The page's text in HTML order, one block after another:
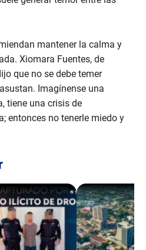
mantener la calma y
Xiomara Fuentes, de
que no se debe temer
Imagínense una
tiene una crisis de
entonces no tenerle miedo y